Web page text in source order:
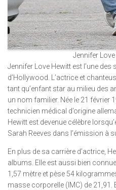
Jennifer
Jennifer Love Hewitt est l’une
d’Hollywood. L’actrice et
tant qu’enfant star au milieu des
un nom familier. Née le 21 février
technicien médical d’origine
Hewitt est devenue célèbre
Sarah Reeves dans l’émission à
En plus de sa carrière d’actrice,
albums. Elle est aussi bien
1,57 mètre et pèse 54
masse corporelle (IMC) de 21,91.